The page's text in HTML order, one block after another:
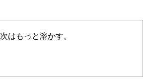
次はもっと溶かす。